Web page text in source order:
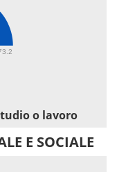
o lavoro
E SOCIALE